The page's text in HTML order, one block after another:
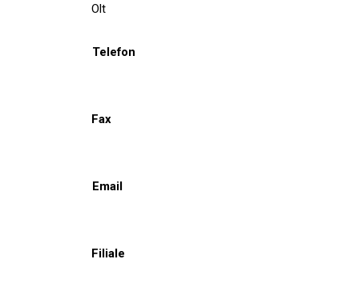
Olt
Telefon
Fax
Email
Filiale